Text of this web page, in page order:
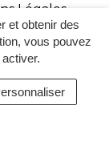
et obtenir des
vous pouvez
ACCESSIBILITÉ
Légales